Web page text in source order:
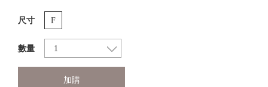
尺寸 F
數量
加購